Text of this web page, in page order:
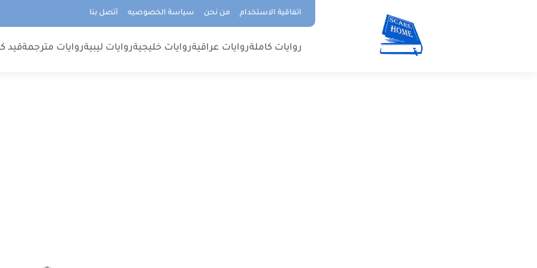
اتفاقية الاستخدام من نحن سياسة الخصوصيه أتصل بنا
روايات كاملةروايات عراقيةروايات خليجيةروايات ليبيةروايات مترجمةقيد